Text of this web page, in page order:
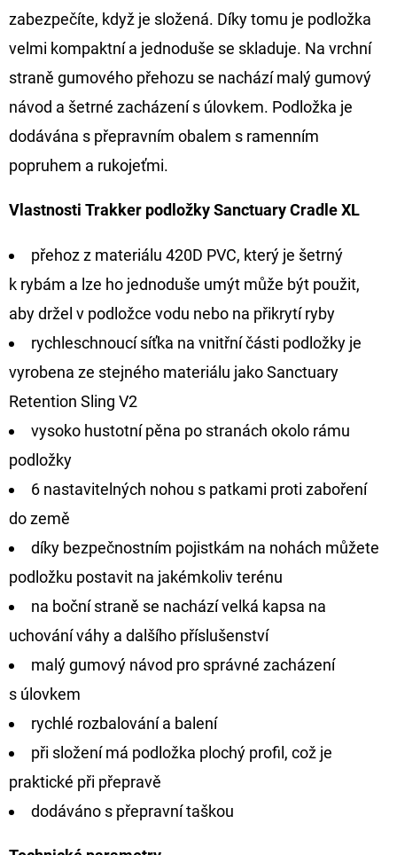
zabezpečíte, když je složená. Díky tomu je podložka
velmi kompaktní a jednoduše se skladuje. Na vrchní
straně gumového přehozu se nachází malý gumový
návod a šetrné zacházení s úlovkem. Podložka je
dodávána s přepravním obalem s ramenním
popruhem a rukojeťmi.
Vlastnosti Trakker podložky Sanctuary Cradle XL
přehoz z materiálu 420D PVC, který je šetrný
k rybám a lze ho jednoduše umýt může být použit,
aby držel v podložce vodu nebo na přikrytí ryby
rychleschnoucí síťka na vnitřní části podložky je
vyrobena ze stejného materiálu jako Sanctuary
Retention Sling V2
vysoko hustotní pěna po stranách okolo rámu
podložky
6 nastavitelných nohou s patkami proti zaboření
do země
díky bezpečnostním pojistkám na nohách můžete
podložku postavit na jakémkoliv terénu
na boční straně se nachází velká kapsa na
uchování váhy a dalšího příslušenství
malý gumový návod pro správné zacházení
s úlovkem
rychlé rozbalování a balení
při složení má podložka plochý profil, což je
praktické při přepravě
dodáváno s přepravní taškou